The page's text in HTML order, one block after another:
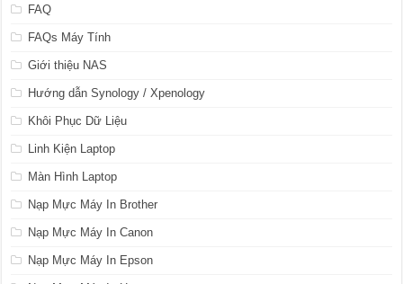
FAQ
FAQs Máy Tính
Giới thiệu NAS
Hướng dẫn Synology / Xpenology
Khôi Phục Dữ Liệu
Linh Kiện Laptop
Màn Hình Laptop
Nạp Mực Máy In Brother
Nạp Mực Máy In Canon
Nạp Mực Máy In Epson